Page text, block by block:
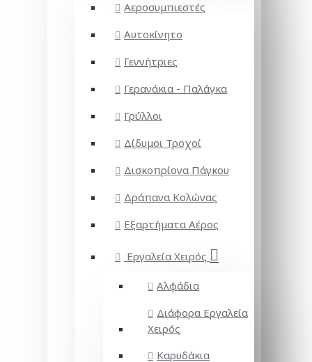
Αεροσυμπιεστές
Αυτοκίνητο
Γεννήτριες
Γερανάκια - Παλάγκα
Γρύλλοι
Δίδυμοι Τροχοί
Δισκοπρίονα Πάγκου
Δράπανα Κολώνας
Εξαρτήματα Αέρος
Εργαλεία Χειρός
Αλφάδια
Διάφορα Εργαλεία
Χειρός
Καρυδάκια